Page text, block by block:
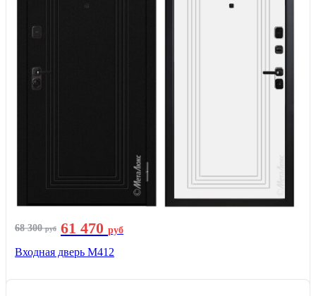
68 300руб 61 470 руб
Входная дверь М412